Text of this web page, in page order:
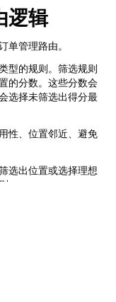
逻辑
单管理路由。
型的规则。筛选规则
的分数。这些分数会
选择未筛选出得分最
性、位置邻近、避免
选出位置或选择理想
。
组都自动包含库存可
加这些限制，请联